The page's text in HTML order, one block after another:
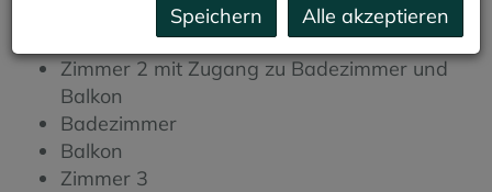
Wirtschaftsbalkon
Zimmer 2 mit Zugang zu Badezimmer und
Balkon
Badezimmer
Balkon
Zimmer 3
Speichern Alle akzeptieren